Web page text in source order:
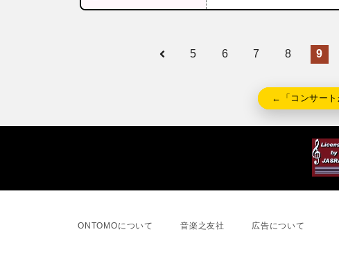
5 6 7 8 9
←「コンサート
ONTOMOについて 音楽之友社 広告について